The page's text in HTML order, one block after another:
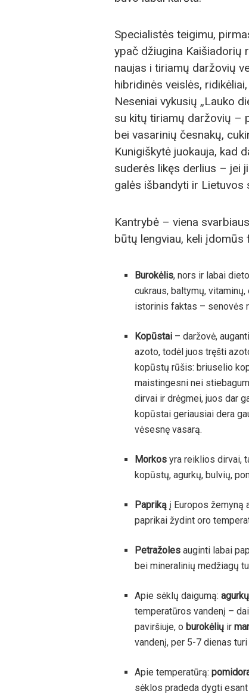
Specialistės teigimu,
ypač džiugina Kaišiadorių
naujas i tiriamų daržovių
hibridinės veislės,
Neseniai vykusių „Lauko
su kitų tiriamų daržovių –
bei vasarinių česnakų,
Kunigiškytė juokauja, kad
suderės likęs derlius – jei
galės išbandyti ir Lietuvos
Kantrybė – viena
būtų lengviau, keli įdomūs
Burokėlis, nors ir labai
cukraus, baltymų,
istorinis faktas – senovės
Kopūstai – daržovė,
azoto, todėl juos tręšti
kopūstų rūšis: briuselio
maistingesni nei
dirvai ir drėgmei, juos dar
kopūstai geriausiai dera
vėsesnę vasarą.
Morkos yra reiklios dirvai,
kopūstų, agurkų, bulvių,
Papriką į Europos žemyną
paprikai žydint oro
Petražoles auginti labai
bei mineralinių medžiagų
Apie sėklų daigumą:agurkų
temperatūros vandenį –
paviršiuje, o burokėlių ir
vandenį, per 5-7 dienas
Apie temperatūrą:
sėklos pradeda dygti